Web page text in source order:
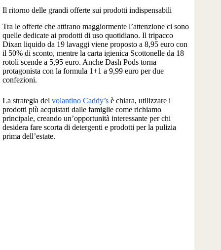
Il ritorno delle grandi offerte sui prodotti indispensabili
Tra le offerte che attirano maggiormente l’attenzione ci sono
quelle dedicate ai prodotti di uso quotidiano. Il tripacco
Dixan liquido da 19 lavaggi viene proposto a 8,95 euro con
il 50% di sconto, mentre la carta igienica Scottonelle da 18
rotoli scende a 5,95 euro. Anche Dash Pods torna
protagonista con la formula 1+1 a 9,99 euro per due
confezioni.
La strategia del volantino Caddy’s è chiara, utilizzare i
prodotti più acquistati dalle famiglie come richiamo
principale, creando un’opportunità interessante per chi
desidera fare scorta di detergenti e prodotti per la pulizia
prima dell’estate.